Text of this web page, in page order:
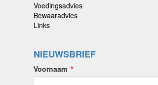
Voedingsadvies
Bewaaradvies
Links
NIEUWSBRIEF
Voornaam